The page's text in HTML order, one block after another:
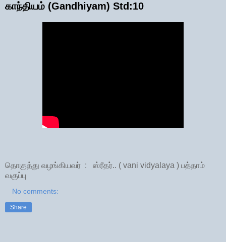
காந்தியம் (Gandhiyam) Std:10
தொகுத்து வழங்கியவர் : ஸ்ரீதர்.. ( vani vidyalaya ) பத்தாம்
வகுப்பு
No comments:
Share